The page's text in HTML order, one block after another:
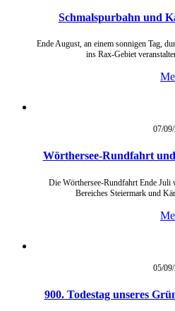
Schmalspurbahn und
Ende August, an einem sonnigen Tag,
ins Rax-Gebiet
07/09/
Wörthersee-Rundfahrt
Die Wörthersee-Rundfahrt Ende Juli
Bereiches Steiermark und
05/09/
900. Todestag unseres